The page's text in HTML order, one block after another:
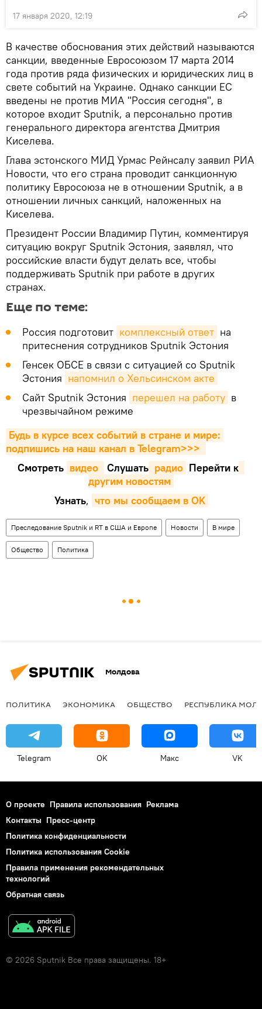
17 января 2020, 12:19
В качестве обоснования этих действий называются
санкции, введенные Евросоюзом 17 марта 2014
года против ряда физических и юридических лиц в
свете событий на Украине. Однако санкции ЕС
введены не против МИА "Россия сегодня", в
которое входит Sputnik, а персонально против
генерального директора агентства Дмитрия
Киселева.
Глава эстонского МИД Урмас Рейнсалу заявил РИА
Новости, что его страна проводит санкционную
политику Евросоюза не в отношении Sputnik, а в
отношении личных санкций, наложенных на
Киселева.
Президент России Владимир Путин, комментируя
ситуацию вокруг Sputnik Эстония, заявлял, что
российские власти будут делать все, чтобы
поддерживать Sputnik при работе в других
странах.
Еще по теме:
Россия подготовит комплексный ответ на
притеснения сотрудников Sputnik Эстония
Генсек ОБСЕ в связи с ситуацией со Sputnik
Эстония напомнил о Хельсинском акте
Сайт Sputnik Эстония перешел на работу в
чрезвычайном режиме
Будь в курсе всех событий в стране и мире:
подпишись на наш канал в Telegram>>>
Смотреть видео Cлушать радио Перейти к
другим новостям
Узнать, что мы сообщаем в OK
Преследование Sputnik и RT в США и Европе Новости В мире
Общество Политика
Молдова
ПОЛИТИКА ЭКОНОМИКА ОБЩЕСТВО РЕСПУБЛИКА
Telegram OK Макс VK
О проекте Правила использования Реклама
Контакты Пресс-центр
Политика конфиденциальности
Политика использования Cookie
Правила применения рекомендательных
технологий
Обратная связь
© 2026 Sputnik Все права защищены. 18+